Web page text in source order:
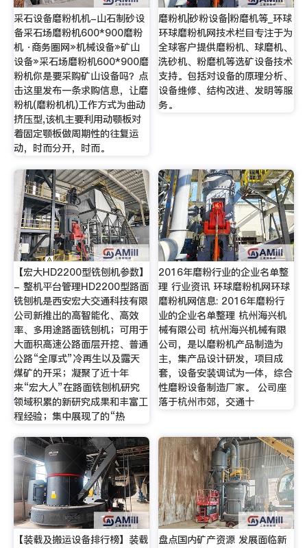
采石设备磨粉机机-山石制砂设
备采石场磨粉机600*900磨粉
机 ·商务圈网»机械设备»矿山
设备»采石场磨粉机600*900磨
粉机你是要采购矿山设备吗？点
击这里发布一条求购信息，让磨
粉机(磨粉机机)工作方式为曲动
挤压型,该机主要利用动颚板对
着固定颚板做周期性的往复运
动，时而分开，时而。
磨粉机|砂粉设备|粉磨机等_环球
环球磨粉机网技术栏目专注于为
全球客户提供磨粉机、球磨机、
洗砂机、粉磨机等选矿设备技术
支持。包括对设备的原理分析、
设备维修、结构改进、发明等服
务。
【宏大HD2200型铣刨机参数】
- 整机平台管理HD2200型路面
铣刨机是西安宏大交通科技有限
公司新推出的高智能化、高效
率、多用途路面铣刨机；可用于
大面积高速公路面层开挖、普通
公路“全厚式”冷再生以及露天
煤矿的开采；凝聚了近十年
来“宏大人”在路面铣刨机研究
领域积累的新研究成果和丰富工
程经验；集中展现了的“热
2016年磨粉行业的企业名单整
理 行业资讯 环球磨粉机网环球
磨粉机网信息: 2016年磨粉行
业的企业名单整理 杭州海兴机
械有限公司 杭州海兴机械有限
公司，是以磨粉机产品制造为
主，集产品设计研发，项目成
套，设备安装调试为一体，综合
性磨粉设备制造厂家。 公司座
落于杭州市郊，交通十
【装载及搬运设备排行榜】装载
盘点国内矿产资源 发展面临新